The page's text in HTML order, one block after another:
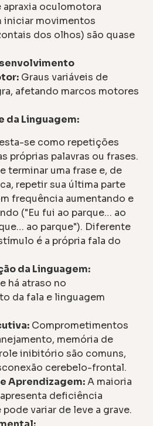
oculomotora
iniciar movimentos
dos olhos) são quase
Graus variáveis de
afetando marcos motores
da Linguagem:
se como repetições
próprias palavras ou frases.
terminar uma frase e, de
repetir sua última parte
frequência aumentando e
("Eu fui ao parque… ao
ao parque"). Diferente
é a própria fala do
da Linguagem:
há atraso no
da fala e linguagem
Comprometimentos
memória de
inibitório são comuns,
cerebelo-frontal.
Aprendizagem:A maioria
deficiência
variar de leve a grave.